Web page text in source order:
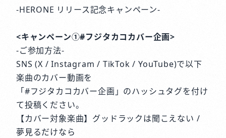
-HERONE リリース記念キャンペーン-
<キャンペーン①#フジタカコカバー企画>
-ご参加方法-
SNS (X / Instagram / TikTok / YouTube)で以下
楽曲のカバー動画を
「#フジタカコカバー企画」のハッシュタグを付け
て投稿ください。
【カバー対象楽曲】グッドラックは聞こえない /
夢見るだけなら